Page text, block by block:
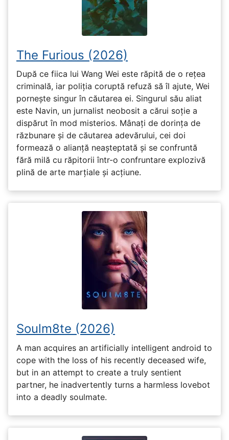
The Furious (2026)
După ce fiica lui Wang Wei este răpită de o rețea
criminală, iar poliția coruptă refuză să îl ajute, Wei
pornește singur în căutarea ei. Singurul său aliat
este Navin, un jurnalist neobosit a cărui soție a
dispărut în mod misterios. Mânați de dorința de
răzbunare și de căutarea adevărului, cei doi
formează o alianță neașteptată și se confruntă
fără milă cu răpitorii într-o confruntare explozivă
plină de arte marțiale și acțiune.
Soulm8te (2026)
A man acquires an artificially intelligent android to
cope with the loss of his recently deceased wife,
but in an attempt to create a truly sentient
partner, he inadvertently turns a harmless lovebot
into a deadly soulmate.